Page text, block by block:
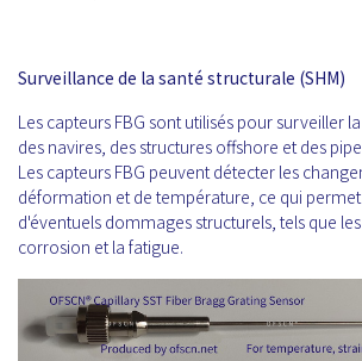
Surveillance de la santé structurale (SHM)
Les capteurs FBG sont utilisés pour surveiller
des navires, des structures offshore et des
Les capteurs FBG peuvent détecter les
déformation et de température, ce qui
d'éventuels dommages structurels, tels que
corrosion et la fatigue.